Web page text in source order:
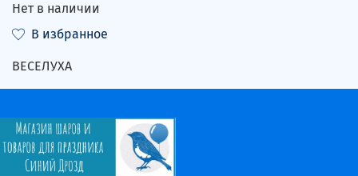
Нет в наличии
В избранное
ВЕСЕЛУХА